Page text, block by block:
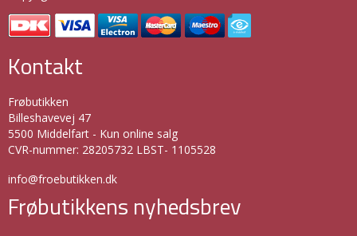
Kontakt
Frøbutikken
Billeshavevej 47
5500 Middelfart - Kun online salg
CVR-nummer: 28205732 LBST- 1105528
info@froebutikken.dk
Frøbutikkens nyhedsbrev